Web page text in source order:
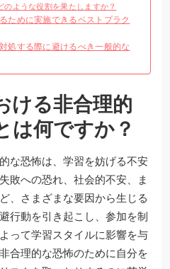
のような役割を果たしますか？
ために実施できるベストプラク
処する際に避けるべき一般的な
ける非合理的
は何ですか？
な恐怖は、学習を妨げる不安
敗への恐れ、社会的不安、ま
、さまざまな要因から生じる
行動を引き起こし、参加を制
って学習スタイルに影響を与
合理的な恐怖のために自分を